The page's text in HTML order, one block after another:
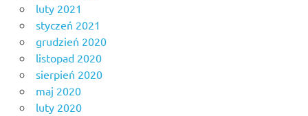
luty 2021
styczeń 2021
grudzień 2020
listopad 2020
sierpień 2020
maj 2020
luty 2020